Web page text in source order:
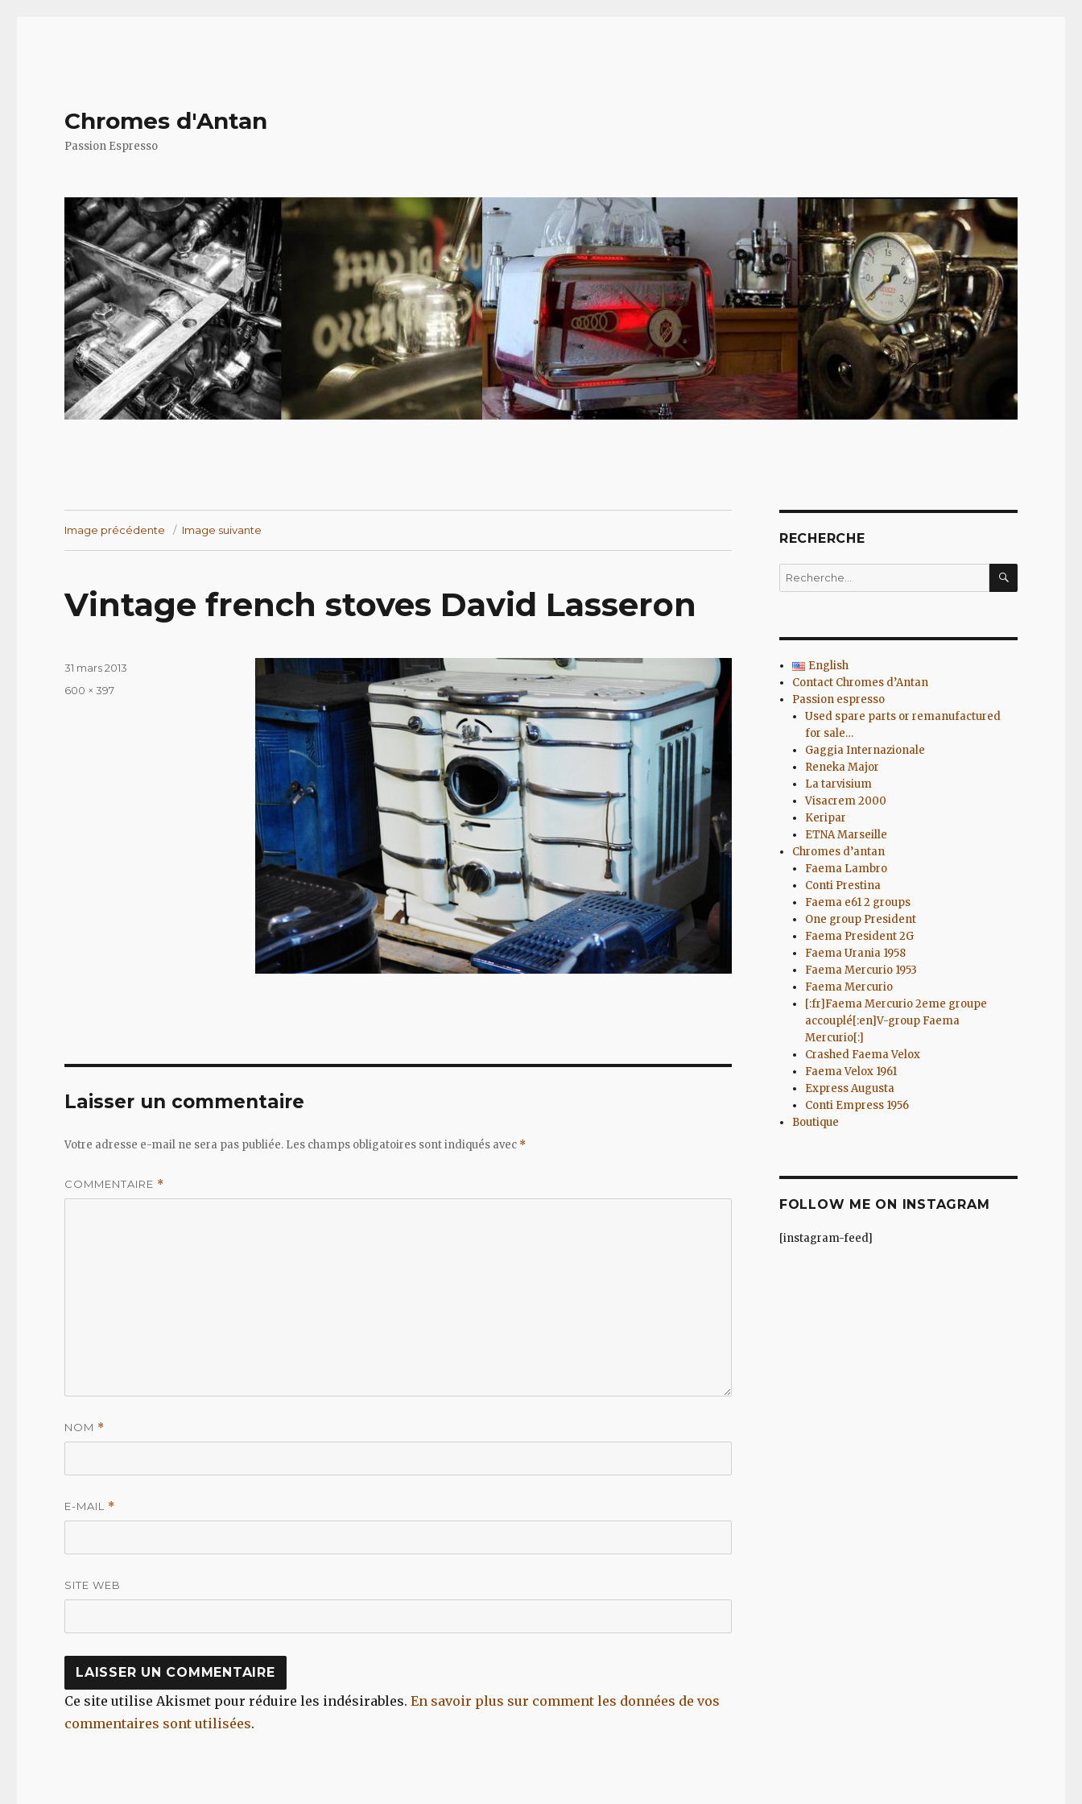
Chromes d'Antan
Passion Espresso
Image précédente Image suivante
Vintage french stoves David Lasseron
Publié
31 mars 2013
Taille
600 × 397
Laisser un commentaire
Votre adresse e-mail ne sera pas publiée. Les champs obligatoires sont indiqués avec *
COMMENTAIRE *
NOM *
E-MAIL *
SITE WEB
Ce site utilise Akismet pour réduire les indésirables.En savoir plus sur comment les données de vos
commentaires sont utilisées.
RECHERCHE
Recherche
pour
English
Contact Chromes d’Antan
Passion espresso
Used spare parts or remanufactured
for sale…
Gaggia Internazionale
Reneka Major
La tarvisium
Visacrem 2000
Keripar
ETNA Marseille
Chromes d’antan
Faema Lambro
Conti Prestina
Faema e61 2 groups
One group President
Faema President 2G
Faema Urania 1958
Faema Mercurio 1953
Faema Mercurio
[:fr]Faema Mercurio 2eme groupe
accouplé[:en]V-group Faema
Mercurio[:]
Crashed Faema Velox
Faema Velox 1961
Express Augusta
Conti Empress 1956
Boutique
FOLLOW ME ON INSTAGRAM
[instagram-feed]